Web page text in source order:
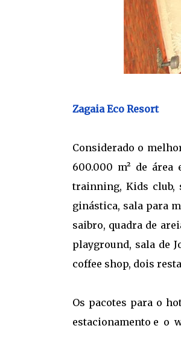
Zagaia Eco Resort
Considerado o
600.000 m² de
trainning, Kids club,
ginástica, sala para
saibro, quadra de
playground, sala de
coffee shop, dois
Os pacotes para o
estacionamento e o